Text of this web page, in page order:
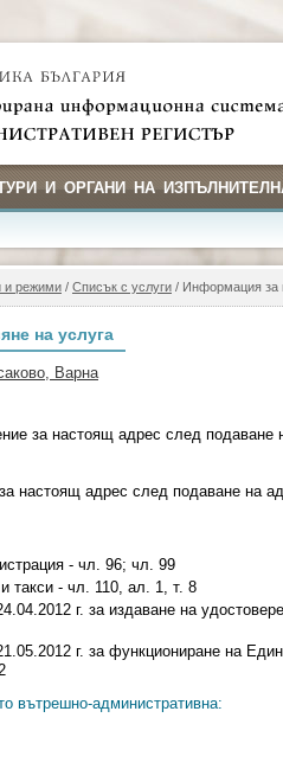
И ОРГАНИ НА
и режими / Списък с услуги / Информация за
на услуга
Варна
за настоящ адрес след подаване
настоящ адрес след подаване на
- чл. 96; чл. 99
такси - чл. 110, ал. 1, т. 8
г. за издаване на
г. за функциониране на
вътрешно-административна: